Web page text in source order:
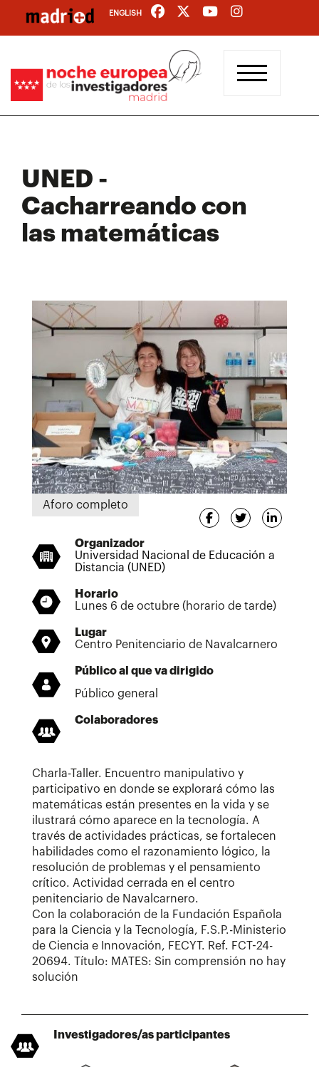
contenido
ENGLISH
UNED -
Cacharreando con
las matemáticas
Aforo completo
Organizador
Universidad Nacional de Educación a
Distancia (UNED)
Horario
Lunes 6 de octubre (horario de tarde)
Lugar
Centro Penitenciario de Navalcarnero
Público al que va dirigido
Público general
Colaboradores
Charla-Taller. Encuentro manipulativo y
participativo en donde se explorará cómo las
matemáticas están presentes en la vida y se
ilustrará cómo aparece en la tecnología. A
través de actividades prácticas, se fortalecen
habilidades como el razonamiento lógico, la
resolución de problemas y el pensamiento
crítico. Actividad cerrada en el centro
penitenciario de Navalcarnero.
Con la colaboración de la Fundación Española
para la Ciencia y la Tecnología, F.S.P.-Ministerio
de Ciencia e Innovación, FECYT. Ref. FCT-24-
20694. Título: MATES: Sin comprensión no hay
solución
Investigadores/as participantes